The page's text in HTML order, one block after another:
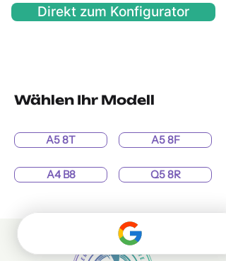
Direkt zum Konfigurator
Wählen Ihr Modell
A5 8T
A4 B8
A5 8F
Q5 8R